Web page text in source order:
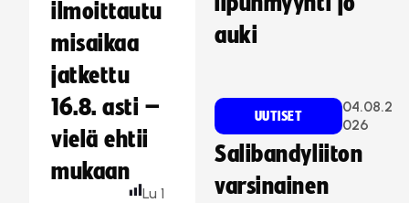
ilmoittautu
misaikaa
jatkettu
16.8. asti –
vielä ehtii
mukaan
Lu 1
auki
UUTISET
04.08.2
026
Salibandyliiton
varsinainen